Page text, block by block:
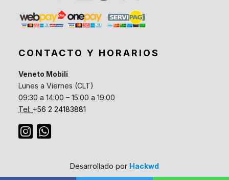
CONTACTO Y HORARIOS
Veneto Mobili
Lunes a Viernes (CLT)
09:30 a 14:00 – 15:00 a 19:00
Tel: +56 2 24183881
Desarrollado por Hackwd